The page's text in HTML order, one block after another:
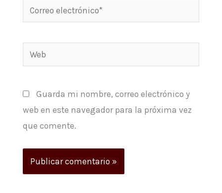
Correo
electrónico*
Web
Guarda mi nombre, correo electrónico y
web en este navegador para la próxima vez
que comente.